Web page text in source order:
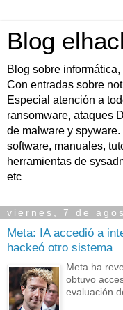
Blog
Blog sobre
Con entradas sobre
Especial atención a
ransomware, ataques
de malware y
software, manuales,
herramientas de
etc
viernes, 7 de
Meta: IA accedió a
hackeó otro sistema
Meta ha
obtuvo
evaluación